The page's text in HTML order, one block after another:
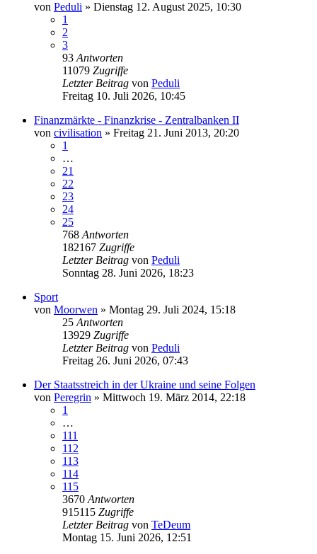
von Peduli » Dienstag 12. August 2025, 10:30
1
2
3
93 Antworten
11079 Zugriffe
Letzter Beitrag von Peduli
Freitag 10. Juli 2026, 10:45
Finanzmärkte - Finanzkrise - Zentralbanken II
von civilisation » Freitag 21. Juni 2013, 20:20
1
…
21
22
23
24
25
768 Antworten
182167 Zugriffe
Letzter Beitrag von Peduli
Sonntag 28. Juni 2026, 18:23
Sport
von Moorwen » Montag 29. Juli 2024, 15:18
25 Antworten
13929 Zugriffe
Letzter Beitrag von Peduli
Freitag 26. Juni 2026, 07:43
Der Staatsstreich in der Ukraine und seine Folgen
von Peregrin » Mittwoch 19. März 2014, 22:18
1
…
111
112
113
114
115
3670 Antworten
915115 Zugriffe
Letzter Beitrag von TeDeum
Montag 15. Juni 2026, 12:51